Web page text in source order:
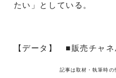
たい」としている。
【データ】 ■販売チャネ
記事は取材・執筆時の